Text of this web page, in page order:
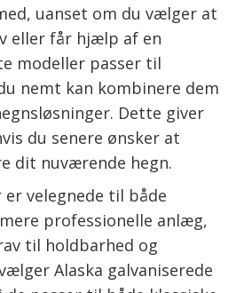
uanset om du vælger at
eller får hjælp af en
modeller passer til
nemt kan kombinere dem
Dette giver
du senere ønsker at
dit nuværende hegn.
er velegnede til både
professionelle anlæg,
til holdbarhed og
Alaska galvaniserede